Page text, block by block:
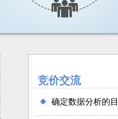
竞价交流
确定数据分析的